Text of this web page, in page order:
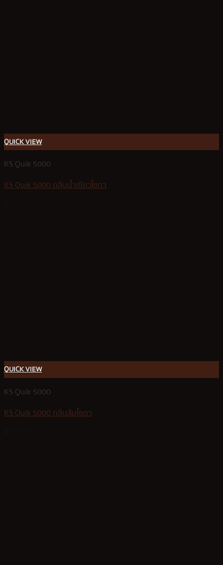
QUICK VIEW
KS Quik 5000
KS Quik 5000 กลิ่นน้ำเขียวโซดา
QUICK VIEW
KS Quik 5000
KS Quik 5000 กลิ่นส้มโซดา